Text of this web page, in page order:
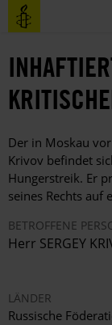
Direkt
zum
Benutzermenü
Der in Moskau
Krivov befindet
Hungerstreik. Er
seines Rechts auf
BETROFFENE
Herr SERGEY
LÄNDER
Russische